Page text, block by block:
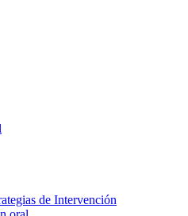
de Intervención